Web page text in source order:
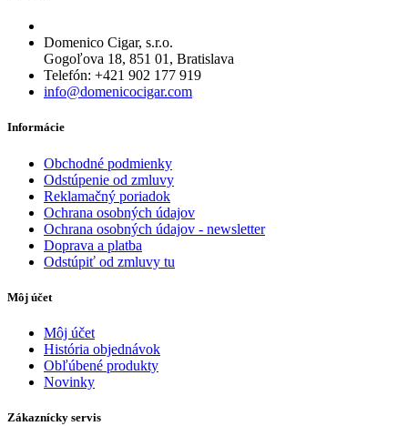
Domenico Cigar, s.r.o.
Gogoľova 18, 851 01, Bratislava
Telefón: +421 902 177 919
info@domenicocigar.com
Informácie
Obchodné podmienky
Odstúpenie od zmluvy
Reklamačný poriadok
Ochrana osobných údajov
Ochrana osobných údajov - newsletter
Doprava a platba
Odstúpiť od zmluvy tu
Môj účet
Môj účet
História objednávok
Obľúbené produkty
Novinky
Zákaznícky servis